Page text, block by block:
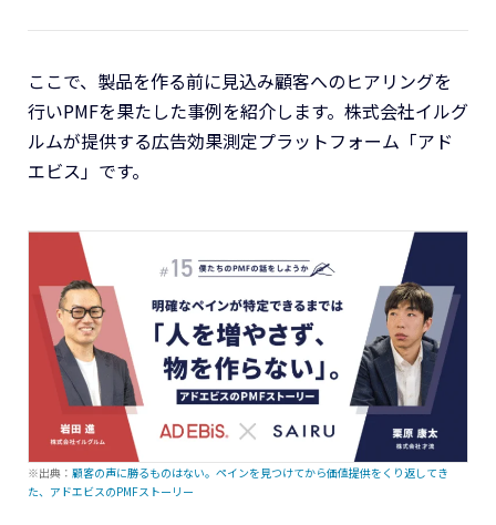
ここで、製品を作る前に見込み顧客へのヒアリングを
行いPMFを果たした事例を紹介します。株式会社イルグ
ルムが提供する広告効果測定プラットフォーム「アド
エビス」です。
※出典： 顧客の声に勝るものはない。ペインを見つけてから価値提供をくり返してき
た、アドエビスのPMFストーリー